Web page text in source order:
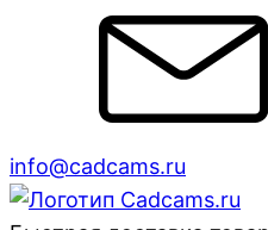
info@cadcams.ru